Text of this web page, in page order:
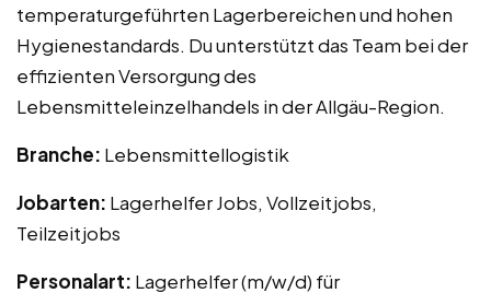
temperaturgeführten Lagerbereichen und hohen
Hygienestandards. Du unterstützt das Team bei der
effizienten Versorgung des
Lebensmitteleinzelhandels in der Allgäu-Region.
Branche: Lebensmittellogistik
Jobarten: Lagerhelfer Jobs, Vollzeitjobs,
Teilzeitjobs
Personalart: Lagerhelfer (m/w/d) für